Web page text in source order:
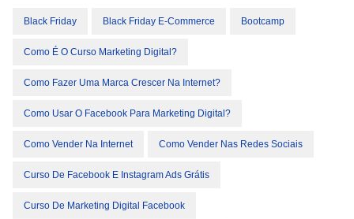
Black Friday Black Friday E-Commerce Bootcamp
Como É O Curso Marketing Digital?
Como Fazer Uma Marca Crescer Na Internet?
Como Usar O Facebook Para Marketing Digital?
Como Vender Na Internet Como Vender Nas Redes Sociais
Curso De Facebook E Instagram Ads Grátis
Curso De Marketing Digital Facebook